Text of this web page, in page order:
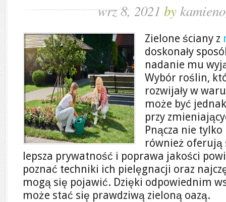
wrz 8, 2021 by
Zielone ściany z
doskonały
nadanie mu
Wybór roślin,
rozwijały w
może być
przy
Pnącza nie
również oferują
lepsza prywatność i poprawa jakości
poznać techniki ich pielęgnacji oraz
mogą się pojawić. Dzięki odpowiednim
może stać się prawdziwą zieloną oazą.